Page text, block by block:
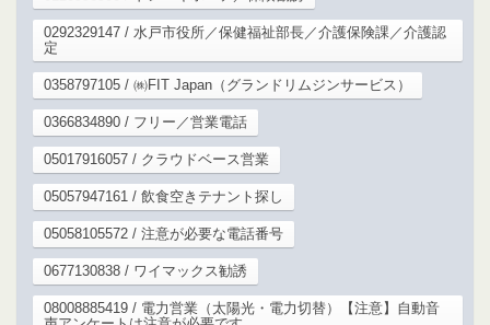
0292329147 / 水戸市役所／保健福祉部長／介護保険課／介護認
定
0358797105 / ㈱FIT Japan（グランドリムジンサービス）
0366834890 / フリー／営業電話
05017916057 / クラウドベース営業
05057947161 / 飲食空きテナント探し
05058105572 / 注意が必要な電話番号
0677130838 / ワイマックス勧誘
08008885419 / 電力営業（太陽光・電力切替）【注意】自動音